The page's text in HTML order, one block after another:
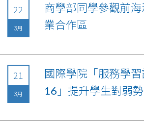
22
3月
商學部同學參觀前
業合作區
21
3月
國際學院「服務學
16」提升學生對弱